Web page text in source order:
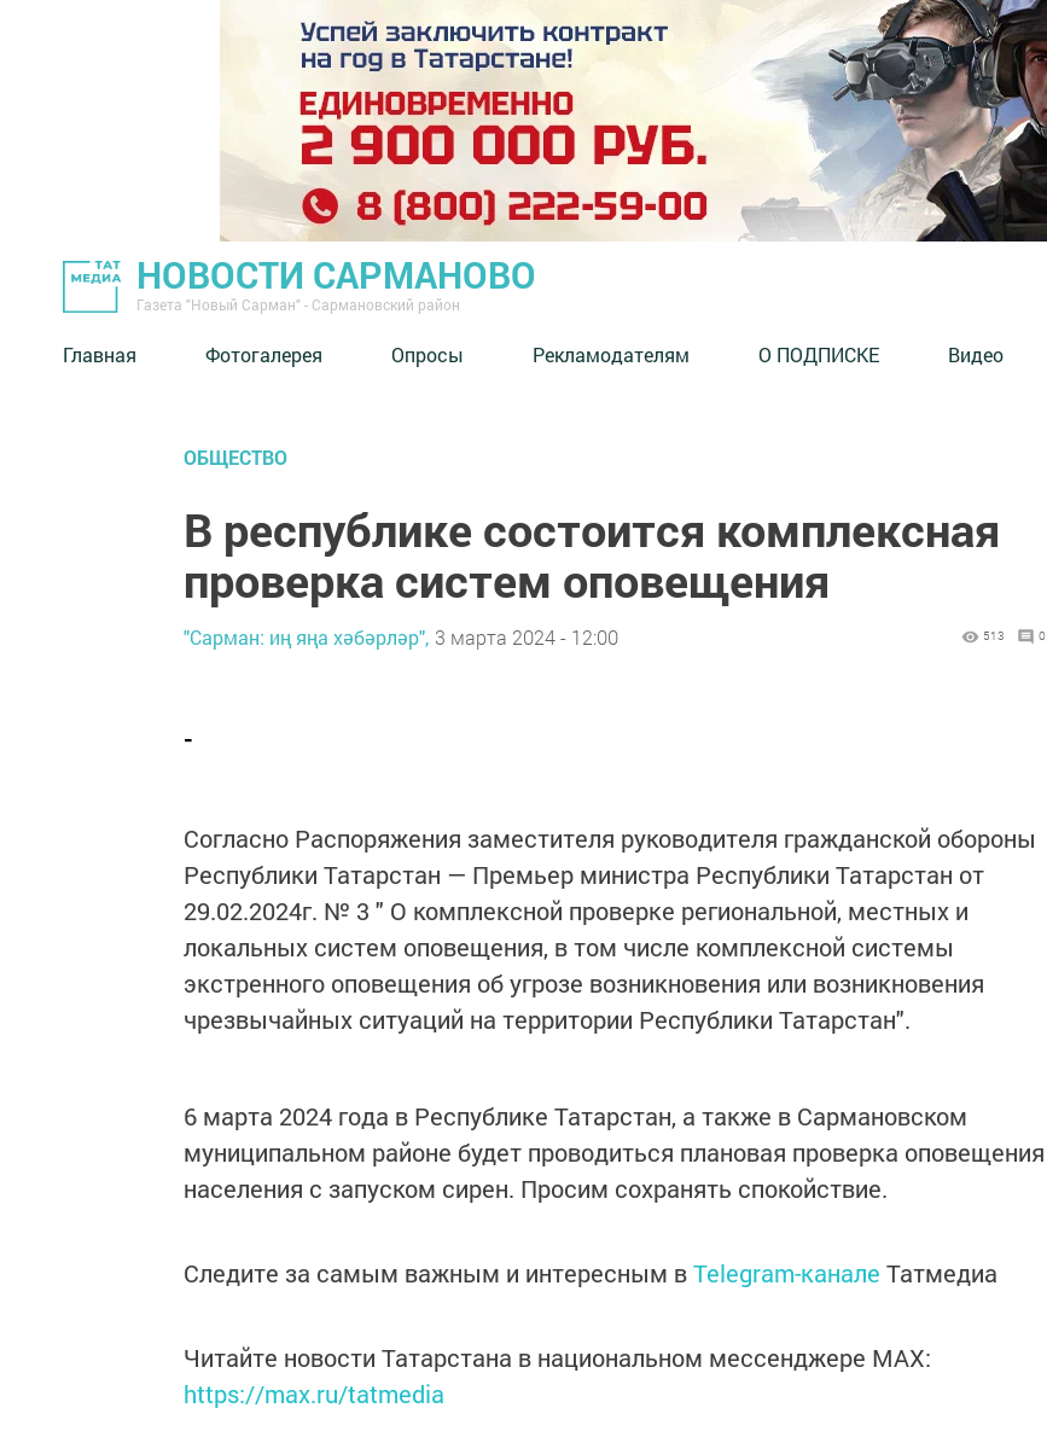
НОВОСТИ САРМАНОВО
Газета "Новый Сарман" - Сармановский район
Главная Фотогалерея Опросы Рекламодателям О ПОДПИСКЕ Видео
ОБЩЕСТВО
В республике состоится комплексная
проверка систем оповещения
"Сарман: иң яңа хәбәрләр", 3 марта 2024 - 12:00 513 0
-
Согласно Распоряжения заместителя руководителя гражданской обороны
Республики Татарстан — Премьер министра Республики Татарстан от
29.02.2024г. № 3 ″ О комплексной проверке региональной, местных и
локальных систем оповещения, в том числе комплексной системы
экстренного оповещения об угрозе возникновения или возникновения
чрезвычайных ситуаций на территории Республики Татарстан".
6 марта 2024 года в Республике Татарстан, а также в Сармановском
муниципальном районе будет проводиться плановая проверка оповещения
населения с запуском сирен. Просим сохранять спокойствие.
Следите за самым важным и интересным вTelegram-канале Татмедиа
Читайте новости Татарстана в национальном мессенджере MАХ:
https://max.ru/tatmedia